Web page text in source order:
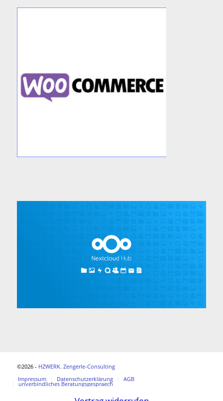
©2026 - HZWERK. Zengerle-Consulting
Impressum
Datenschutzerklärung AGB
unverbindliches Beratungsgespraech